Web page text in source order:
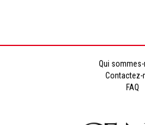
Qui
Contactez-
FAQ